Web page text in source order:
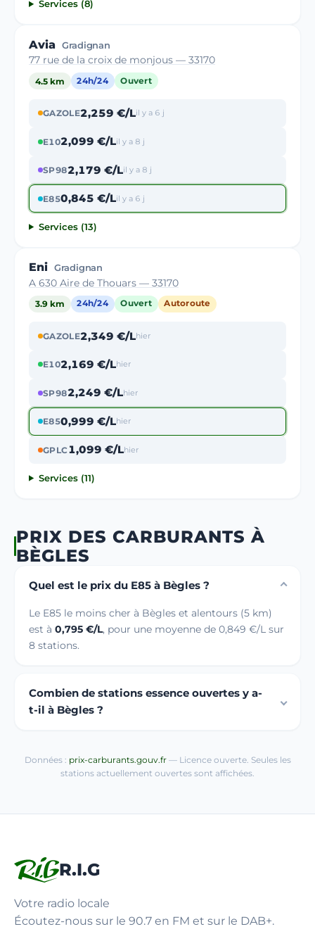
Services (8)
Avia Gradignan
77 rue de la croix de monjous — 33170
4.5 km 24h/24 Ouvert
GAZOLE2,259 €/Lil y a 6 j
E102,099 €/Lil y a 8 j
SP982,179 €/Lil y a 8 j
E850,845 €/Lil y a 6 j
Services (13)
Eni Gradignan
A 630 Aire de Thouars — 33170
3.9 km 24h/24 Ouvert Autoroute
GAZOLE2,349 €/Lhier
E102,169 €/Lhier
SP982,249 €/Lhier
E850,999 €/Lhier
GPLC1,099 €/Lhier
Services (11)
PRIX DES CARBURANTS À
BÈGLES
Quel est le prix du E85 à Bègles ?
Le E85 le moins cher à Bègles et alentours (5 km)
est à 0,795 €/L, pour une moyenne de 0,849 €/L sur
8 stations.
Combien de stations essence ouvertes y a-
t-il à Bègles ?
Données : prix-carburants.gouv.fr— Licence ouverte. Seules les
stations actuellement ouvertes sont affichées.
R.I.G
Votre radio locale
Écoutez-nous sur le 90.7 en FM et sur le DAB+.